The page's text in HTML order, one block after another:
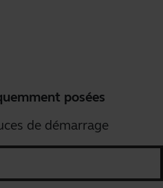
posées
de démarrage